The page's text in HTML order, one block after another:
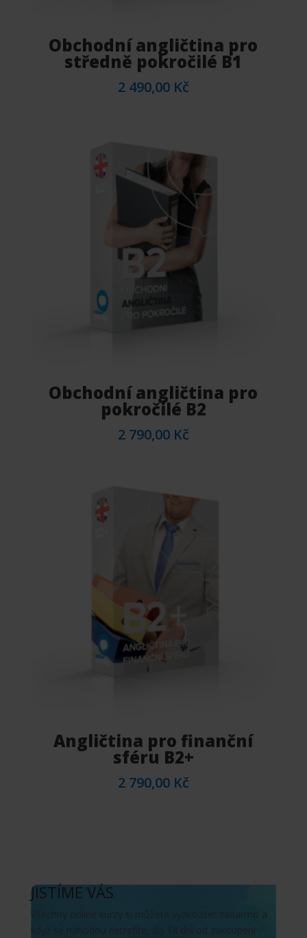
Obchodní angličtina pro
středně pokročilé B1
2 490,00 Kč
Obchodní angličtina pro
pokročilé B2
2 790,00 Kč
Angličtina pro finanční
sféru B2+
2 790,00 Kč
JISTÍME VÁS
Všechny online kurzy si můžete vyzkoušet zadarmo a
když se náhodou netrefíte, do 14 dní od zakoupení